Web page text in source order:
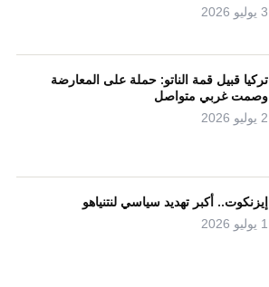
3 يوليو 2026
تركيا قبيل قمة الناتو: حملة على المعارضة
وصمت غربي متواصل
2 يوليو 2026
إيزنكوت.. أكبر تهديد سياسي لنتنياهو
1 يوليو 2026